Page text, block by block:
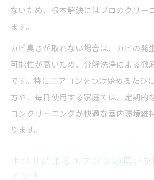
ないため、根本解決にはプロのクリー
ます。
カビ臭さが取れない場合は、カビの発
可能性が高いため、分解洗浄による徹
です。特にエアコンをつけ始めるたび
方や、毎日使用する家庭では、定期的
コンクリーニングが快適な室内環境維
ります。
ホコリによるエアコンの臭い
イント